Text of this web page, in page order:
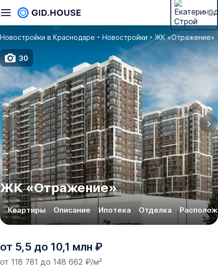
Новостройки в Краснодаре Новостройки ЖК «Отражение»
30
ЖК«Отражение»
Квартиры Описание Ипотека Отделка
от 5,5 до 10,1 млн ₽
от 118 781 до 148 662 ₽/м²